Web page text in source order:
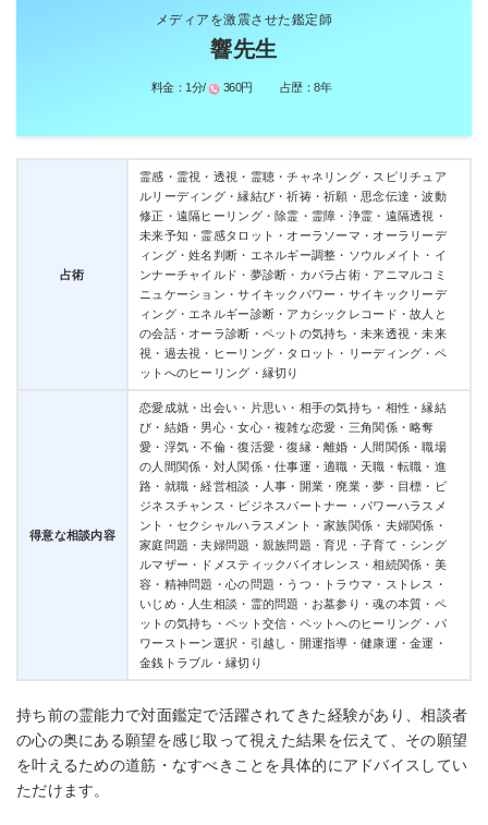
メディアを激震させた鑑定師
響先生
料金： 1分/ 360円 占歴：8年
占術
霊感・霊視・透視・霊聴・チャネリング・スピリチュア
ルリーディング・縁結び・祈祷・祈願・思念伝達・波動
修正・遠隔ヒーリング・除霊・霊障・浄霊・遠隔透視・
未来予知・霊感タロット・オーラソーマ・オーラリーデ
ィング・姓名判断・エネルギー調整・ソウルメイト・イ
ンナーチャイルド・夢診断・カバラ占術・アニマルコミ
ニュケーション・サイキックパワー・サイキックリーデ
ィング・エネルギー診断・アカシックレコード・故人と
の会話・オーラ診断・ペットの気持ち・未来透視・未来
視・過去視・ヒーリング・タロット・リーディング・ペ
ットへのヒーリング・縁切り
得意な相談内容
恋愛成就・出会い・片思い・相手の気持ち・相性・縁結
び・結婚・男心・女心・複雑な恋愛・三角関係・略奪
愛・浮気・不倫・復活愛・復縁・離婚・人間関係・職場
の人間関係・対人関係・仕事運・適職・天職・転職・進
路・就職・経営相談・人事・開業・廃業・夢・目標・ビ
ジネスチャンス・ビジネスパートナー・パワーハラスメ
ント・セクシャルハラスメント・家族関係・夫婦関係・
家庭問題・夫婦問題・親族問題・育児・子育て・シング
ルマザー・ドメスティックバイオレンス・相続関係・美
容・精神問題・心の問題・うつ・トラウマ・ストレス・
いじめ・人生相談・霊的問題・お墓参り・魂の本質・ペ
ットの気持ち・ペット交信・ペットへのヒーリング・パ
ワーストーン選択・引越し・開運指導・健康運・金運・
金銭トラブル・縁切り
持ち前の霊能力で対面鑑定で活躍されてきた経験があり、相談者
の心の奥にある願望を感じ取って視えた結果を伝えて、その願望
を叶えるための道筋・なすべきことを具体的にアドバイスしてい
ただけます。